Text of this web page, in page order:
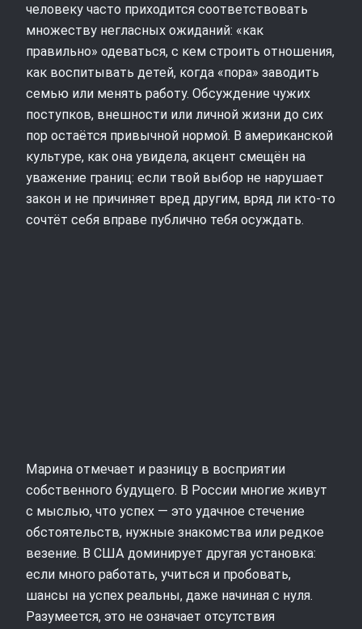
человеку часто приходится соответствовать
множеству негласных ожиданий: «как
правильно» одеваться, с кем строить отношения,
как воспитывать детей, когда «пора» заводить
семью или менять работу. Обсуждение чужих
поступков, внешности или личной жизни до сих
пор остаётся привычной нормой. В американской
культуре, как она увидела, акцент смещён на
уважение границ: если твой выбор не нарушает
закон и не причиняет вред другим, вряд ли кто‑то
сочтёт себя вправе публично тебя осуждать.
Марина отмечает и разницу в восприятии
собственного будущего. В России многие живут
с мыслью, что успех — это удачное стечение
обстоятельств, нужные знакомства или редкое
везение. В США доминирует другая установка:
если много работать, учиться и пробовать,
шансы на успех реальны, даже начиная с нуля.
Разумеется, это не означает отсутствия